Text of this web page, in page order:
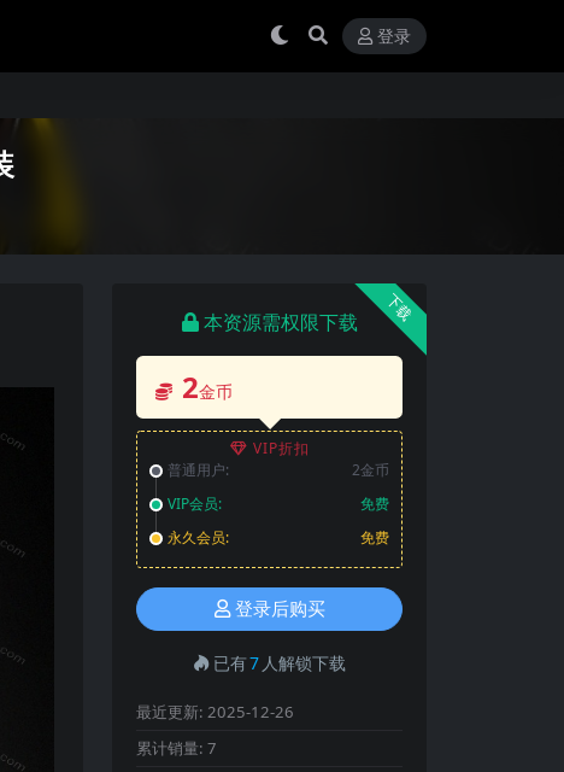
登录
下载
本资源需权限下载
2金币
VIP折扣
普通用户:
2金币
VIP会员:
免费
永久会员:
免费
登录后购买
已有7 人解锁下载
最近更新: 2025-12-26
累计销量: 7